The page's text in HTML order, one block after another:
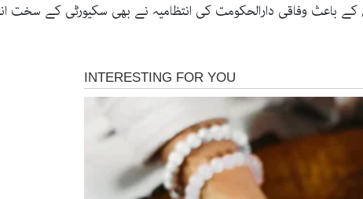
باعث وفاقی دارالحکومت کی انتظامیہ نے بھی سکیورٹی کے سخت